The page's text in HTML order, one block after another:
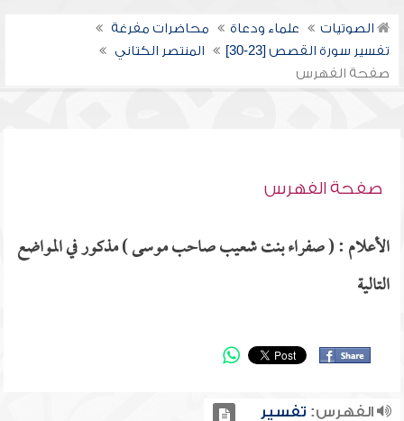
الصوتيات علماء ودعاة
محاضرات مفرغة
تفسير سورة القصص [23-30]
المنتصر الكتاني
صفحة الفهرس
صفحة الفهرس
الأعلام : ( صفراء بنت شعيب صاحب موسى ) مذكور في المواضع
التالية
الفهرس: تفسير